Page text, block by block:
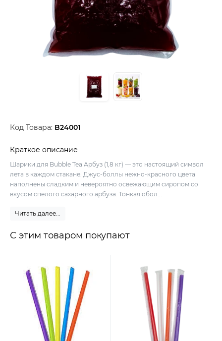
Код Товара: B24001
Краткое описание
Шарики для Bubble Tea Арбуз (1,8 кг) — это настоящий символ
лета в каждом стакане. Джус-боллы нежно-красного цвета
наполнены сладким и невероятно освежающим сиропом со
вкусом спелого сахарного арбуза. Тонкая обол...
Читать далее...
С этим товаром покупают